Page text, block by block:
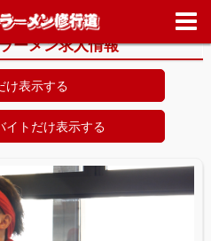
横浜市戸塚区
ーメン求人情報
け表示する
イトだけ表示する